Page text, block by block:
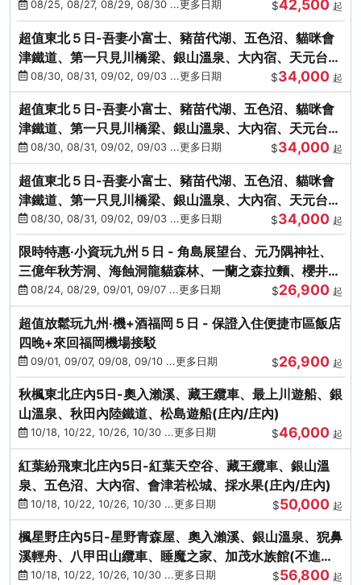
饌、季節採果
08/25, 08/27, 08/29, 08/30 ...更多日期 $42,500 起
超值東北５日-吾妻小富士、豬苗代湖、五色沼、貓咪會
津鐵道、第一只見川橋梁、銀山溫泉、大內宿、天元台高
原纜車
08/30, 08/31, 09/02, 09/03 ...更多日期 $34,000 起
超值東北５日-吾妻小富士、豬苗代湖、五色沼、貓咪會
津鐵道、第一只見川橋梁、銀山溫泉、大內宿、天元台高
原纜車
08/30, 08/31, 09/02, 09/03 ...更多日期 $34,000 起
超值東北５日-吾妻小富士、豬苗代湖、五色沼、貓咪會
津鐵道、第一只見川橋梁、銀山溫泉、大內宿、天元台高
原纜車
08/30, 08/31, 09/02, 09/03 ...更多日期 $34,000 起
限時特惠‧小資玩九州５日 - 角島展望台、元乃隅神社、
三億年秋芳洞、海蝕洞龍貓森林、一蘭之森拉麵、櫻井二
見浦08/24, 08/29, 09/01, 09/07 ...更多日期 $26,900 起
超值放鬆玩九州‧機+酒福岡５日 - 保證入住便捷市區飯店
四晚+來回福岡機場接駁
09/01, 09/07, 09/08, 09/10 ...更多日期 $26,900 起
秋楓東北庄內5日-奧入瀨溪、藏王纜車、最上川遊船、銀
山溫泉、秋田內陸鐵道、松島遊船(庄內/庄內)
10/18, 10/22, 10/26, 10/30 ...更多日期 $46,000 起
紅葉紛飛東北庄內5日-紅葉天空谷、藏王纜車、銀山溫
泉、五色沼、大內宿、會津若松城、採水果(庄內/庄內)
10/18, 10/22, 10/26, 10/30 ...更多日期 $50,000 起
楓星野庄內5日-星野青森屋、奧入瀨溪、銀山溫泉、猊鼻
溪輕舟、八甲田山纜車、睡魔之家、加茂水族館(不進店)
(庄內/庄內)
10/18, 10/22, 10/26, 10/30 ...更多日期 $56,800 起